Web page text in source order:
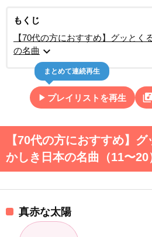
もくじ
【70代の方におすすめ】グッとく
の名曲 expand_more
play_arrow プレイリストを再生
まとめて連続再生
【70代の方におすすめ】
かしき日本の名曲（11〜20
真赤な太陽